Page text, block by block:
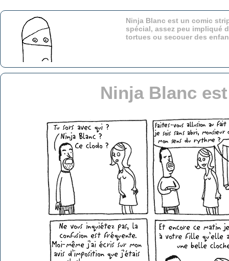
Ninja Blanc est un comic
spécial, assez peu impliqué
tortues ou secouer des
Ninja Blanc